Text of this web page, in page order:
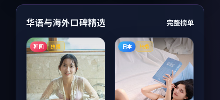
华语与海外口碑精选 完整榜单
韩国 独播 日本 热播